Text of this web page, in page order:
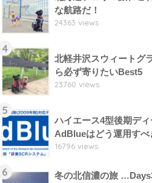
な航路だ！
24363 views
4
北軽井沢スウィートグ
ら必ず寄りたいBest5
23760 views
5
ハイエース4型後期デ
AdBlueはどう運用すべ
16796 views
6
冬の北信濃の旅